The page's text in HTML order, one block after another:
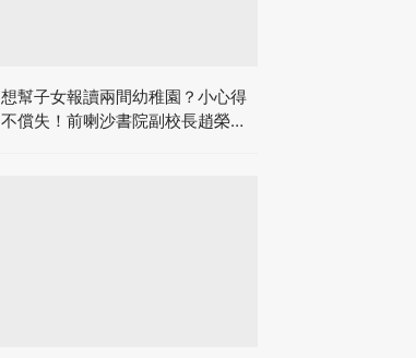
想幫子女報讀兩間幼稚園？小心得
不償失！前喇沙書院副校長趙榮